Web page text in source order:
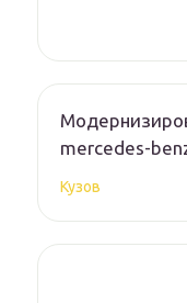
mercedes-
Кузов